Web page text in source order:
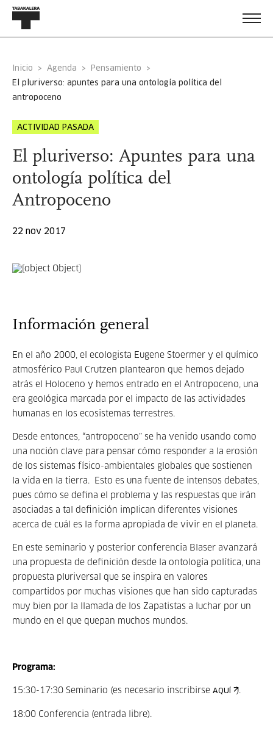
Inicio Agenda
Pensamiento
el pluriverso: apuntes para una ontología política del
antropoceno
ACTIVIDAD PASADA
El pluriverso: Apuntes para una
ontología política del
Antropoceno
22 nov 2017
Información general
En el año 2000, el ecologista Eugene Stoermer y el químico
atmosférico Paul Crutzen plantearon que hemos dejado
atrás el Holoceno y hemos entrado en el Antropoceno, una
era geológica marcada por el impacto de las actividades
humanas en los ecosistemas terrestres.
Desde entonces, “antropoceno” se ha venido usando como
una noción clave para pensar cómo responder a la erosión
de los sistemas físico-ambientales globales que sostienen
la vida en la tierra. Esto es una fuente de intensos debates,
pues cómo se defina el problema y las respuestas que irán
asociadas a tal definición implican diferentes visiones
acerca de cuál es la forma apropiada de vivir en el planeta.
En este seminario y posterior conferencia Blaser avanzará
una propuesta de definición desde la ontología política, una
propuesta pluriversal que se inspira en valores
compartidos por muchas visiones que han sido capturadas
muy bien por la llamada de los Zapatistas a luchar por un
mundo en el que quepan muchos mundos.
Programa:
15:30-17:30 Seminario (es necesario inscribirse AQUÍ ).
18:00 Conferencia (entrada libre).